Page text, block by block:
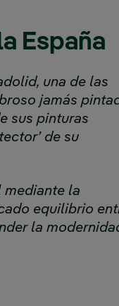
España
una de las
jamás
sus pinturas
de su
mediante la
equilibrio
la